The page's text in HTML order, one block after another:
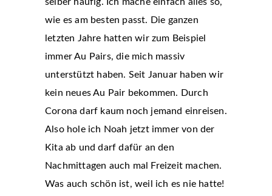
wie es am besten passt. Die ganzen
letzten Jahre hatten wir zum Beispiel
immer Au Pairs, die mich massiv
unterstützt haben. Seit Januar haben wir
kein neues Au Pair bekommen. Durch
Corona darf kaum noch jemand einreisen.
Also hole ich Noah jetzt immer von der
Kita ab und darf dafür an den
Nachmittagen auch mal Freizeit machen.
Was auch schön ist, weil ich es nie hatte!